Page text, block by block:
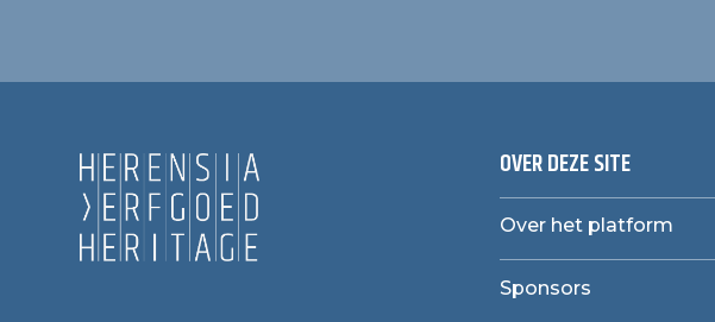
OVER DEZE SITE
Over het platform
Sponsors